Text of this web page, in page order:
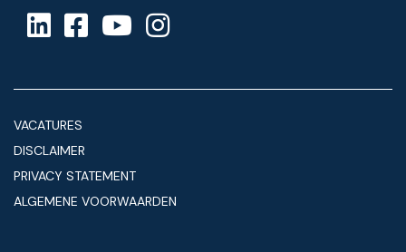
VACATURES
DISCLAIMER
PRIVACY STATEMENT
ALGEMENE VOORWAARDEN